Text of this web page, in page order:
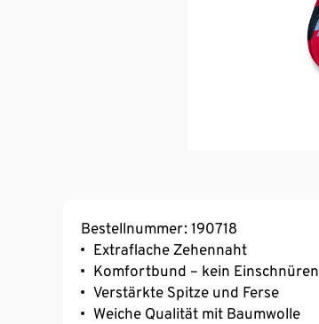
Bestellnummer: 190718
Extraflache Zehennaht
Komfortbund – kein Einschnüren
Verstärkte Spitze und Ferse
Weiche Qualität mit Baumwolle